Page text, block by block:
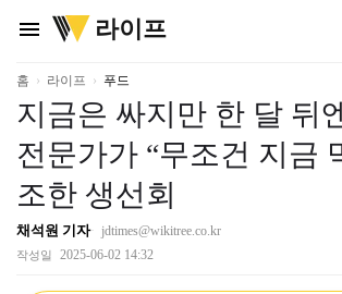
menu
위
키
리
라이프
홈 라이프 푸드
지금은 싸지만 한 달 뒤
전문가가 “무조건 지금
조한 생선회
채석원 기자 jdtimes@wikitree.co.kr
작성일 2025-06-02 14:32